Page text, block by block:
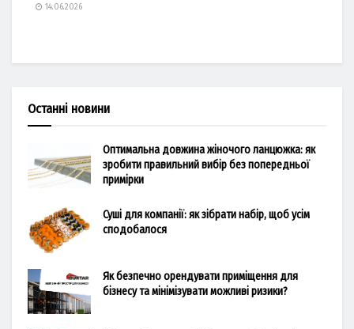
14.06.2026
Останні новини
Оптимальна довжина жіночого ланцюжка: як
зробити правильний вибір без попередньої
примірки
Суші для компанії: як зібрати набір, щоб усім
сподобалося
Як безпечно орендувати приміщення для
бізнесу та мінімізувати можливі ризики?